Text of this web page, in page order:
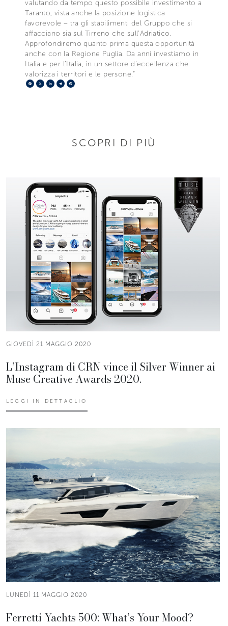
valutando da tempo questo possibile investimento a
Taranto, vista anche la posizione logistica
favorevole – tra gli stabilimenti del Gruppo che si
affacciano sia sul Tirreno che sull’Adriatico.
Approfondiremo quanto prima questa opportunità
anche con la Regione Puglia. Da anni investiamo in
Italia e per l’Italia, in un settore d’eccellenza che
valorizza i territori e le persone.”
Facebook
X LinkedIn
Telegram
SCOPRI DI PIÙ
GIOVEDÌ 21 MAGGIO 2020
L’Instagram di CRN vince il Silver Winner ai
Muse Creative Awards 2020.
LEGGI IN DETTAGLIO
LUNEDÌ 11 MAGGIO 2020
Ferretti Yachts 500: What’s Your Mood?